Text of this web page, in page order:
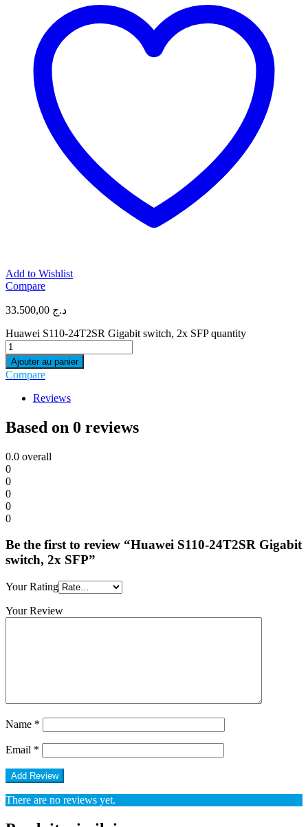
Add to Wishlist
Compare
د.ج
Huawei S110-24T2SR Gigabit switch, 2x SFP quantity
Ajouter au panier
Compare
Reviews
Based on 0 reviews
0.0 overall
0
0
0
0
0
Be the first to review “Huawei S110-24T2SR Gigabit
switch, 2x SFP”
Your Rating
Your Review
Name *
Email *
There are no reviews yet.